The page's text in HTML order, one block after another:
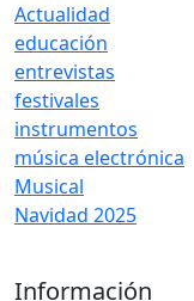
Actualidad
educación
entrevistas
festivales
instrumentos
música electrónica
Musical
Navidad 2025
Información